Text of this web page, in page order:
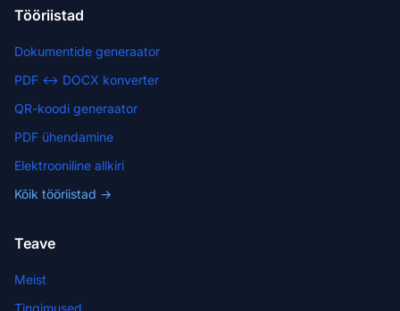
Tööriistad
Dokumentide generaator
PDF ↔ DOCX konverter
QR-koodi generaator
PDF ühendamine
Elektrooniline allkiri
Kõik tööriistad →
Teave
Meist
Tingimused